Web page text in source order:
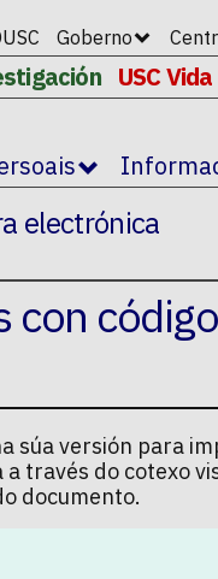
Goberno
USC Vida
electrónica
con
súa versión para
través do cotexo
documento.